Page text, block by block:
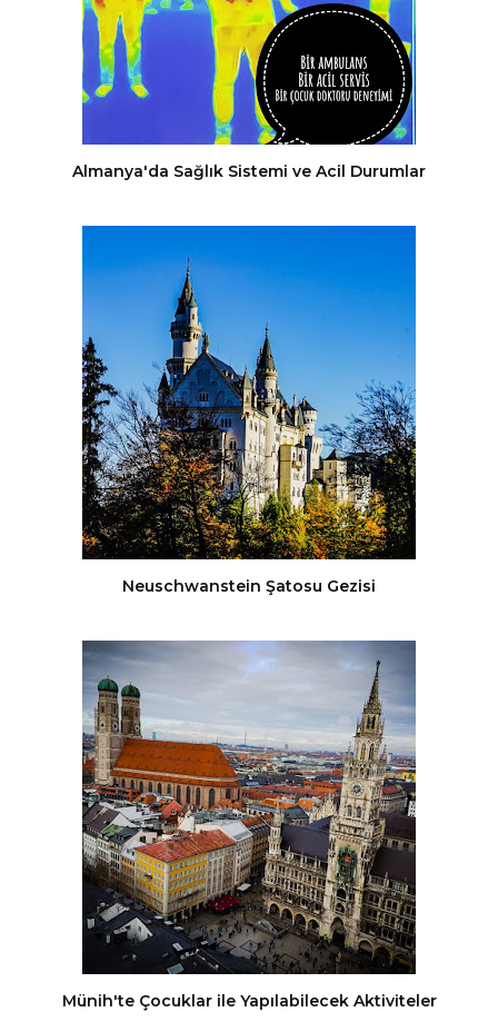
Almanya'da Sağlık Sistemi ve Acil Durumlar
Neuschwanstein Şatosu Gezisi
Münih'te Çocuklar ile Yapılabilecek Aktiviteler